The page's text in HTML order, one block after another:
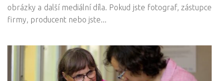
obrázky a další mediální díla. Pokud jste fotograf, zástupce
firmy, producent nebo jste...